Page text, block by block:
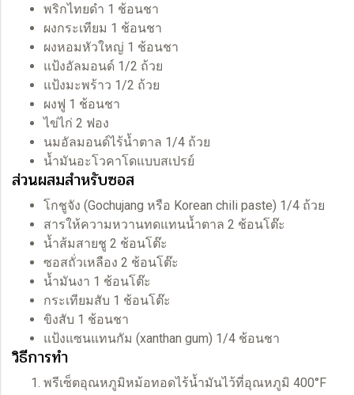
พริกไทยดำ 1 ช้อนชา
ผงกระเทียม 1 ช้อนชา
ผงหอมหัวใหญ่ 1 ช้อนชา
แป้งอัลมอนด์ 1/2 ถ้วย
แป้งมะพร้าว 1/2 ถ้วย
ผงฟู 1 ช้อนชา
ไข่ไก่ 2 ฟอง
นมอัลมอนด์ไร้น้ำตาล 1/4 ถ้วย
น้ำมันอะโวคาโดแบบสเปรย์
ส่วนผสมสำหรับซอส
โกชูจัง (Gochujang หรือ Korean chili paste) 1/4 ถ้วย
สารให้ความหวานทดแทนน้ำตาล 2 ช้อนโต๊ะ
น้ำส้มสายชู 2 ช้อนโต๊ะ
ซอสถั่วเหลือง 2 ช้อนโต๊ะ
น้ำมันงา 1 ช้อนโต๊ะ
กระเทียมสับ 1 ช้อนโต๊ะ
ขิงสับ 1 ช้อนชา
แป้งแซนแทนกัม (xanthan gum) 1/4 ช้อนชา
วิธีการทำ
พรีเซ็ตอุณหภูมิหม้อทอดไร้น้ำมันไว้ที่อุณหภูมิ 400°F